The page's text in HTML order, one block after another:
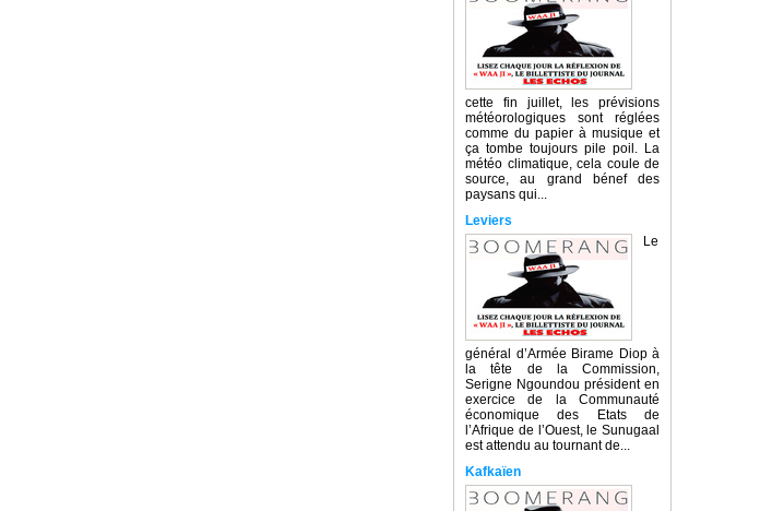
cette fin juillet, les prévisions
météorologiques sont réglées
comme du papier à musique et
ça tombe toujours pile poil. La
météo climatique, cela coule de
source, au grand bénef des
paysans qui...
Leviers
Le
général d’Armée Birame Diop à
la tête de la Commission,
Serigne Ngoundou président en
exercice de la Communauté
économique des Etats de
l’Afrique de l’Ouest, le Sunugaal
est attendu au tournant de...
Kafkaïen